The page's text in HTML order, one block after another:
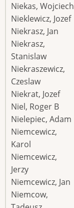
Niekas, Wojciech
Nieklewicz, Jozef
Niekrasz, Jan
Niekrasz,
Stanislaw
Niekraszewicz,
Czeslaw
Niekrat, Jozef
Niel, Roger B
Nielepiec, Adam
Niemcewicz,
Karol
Niemcewicz,
Jerzy
Niemcewicz, Jan
Niemcow,